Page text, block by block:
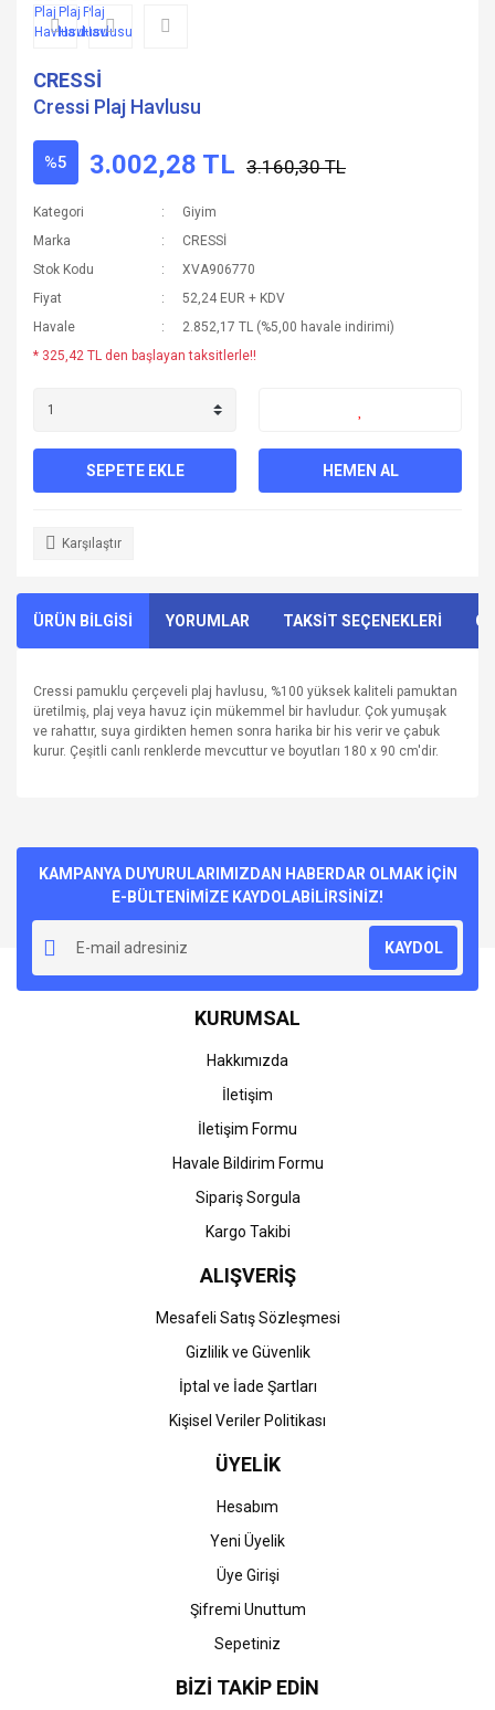
CRESSİ
Cressi Plaj Havlusu
%5 3.002,28 TL 3.160,30 TL
Kategori
Giyim
Marka
CRESSİ
Stok Kodu
XVA906770
Fiyat
52,24 EUR + KDV
Havale
2.852,17 TL (%5,00 havale indirimi)
* 325,42 TL den başlayan taksitlerle!!
SEPETE EKLE HEMEN AL
Karşılaştır
ÜRÜN BİLGİSİ YORUMLAR TAKSİT SEÇENEKLERİ
Cressi pamuklu çerçeveli plaj havlusu, %100 yüksek kaliteli pamuktan
üretilmiş, plaj veya havuz için mükemmel bir havludur. Çok yumuşak
ve rahattır, suya girdikten hemen sonra harika bir his verir ve çabuk
kurur. Çeşitli canlı renklerde mevcuttur ve boyutları 180 x 90 cm'dir.
Yorum Yaz
kullanarak tarafımıza iletebilirsiniz.
Görüş ve önerileriniz için teşekkür ederiz.
Ürün resmi kalitesiz, bozuk veya görüntülenemiyor.
Ürün açıklamasında eksik bilgiler bulunuyor.
Ürün bilgilerinde hatalar bulunuyor.
Ürün fiyatı diğer sitelerden daha pahalı.
Gönder
KAMPANYA DUYURULARIMIZDAN HABERDAR OLMAK İÇİN
E-BÜLTENİMİZE KAYDOLABİLİRSİNİZ!
KAYDOL
KURUMSAL
Hakkımızda
İletişim
İletişim Formu
Havale Bildirim Formu
Sipariş Sorgula
Kargo Takibi
ALIŞVERİŞ
Mesafeli Satış Sözleşmesi
Gizlilik ve Güvenlik
İptal ve İade Şartları
Kişisel Veriler Politikası
ÜYELİK
Hesabım
Yeni Üyelik
Üye Girişi
Şifremi Unuttum
Sepetiniz
BİZİ TAKİP EDİN